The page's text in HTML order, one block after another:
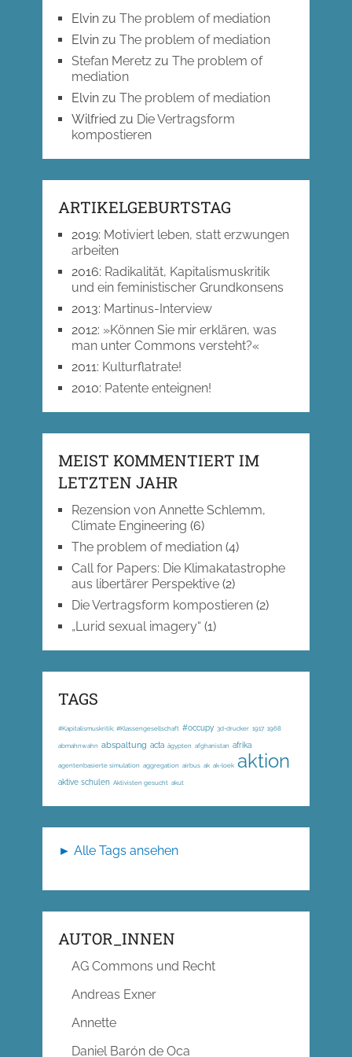
Elvinzu The problem of mediation
Elvinzu The problem of mediation
Stefan Meretzzu The problem of
mediation
Elvinzu The problem of mediation
Wilfried zu Die Vertragsform
kompostieren
ARTIKELGEBURTSTAG
2019: Motiviert leben, statt erzwungen
arbeiten
2016: Radikalität, Kapitalismuskritik
und ein feministischer Grundkonsens
2013: Martinus-Interview
2012: »Können Sie mir erklären, was
man unter Commons versteht?«
2011: Kulturflatrate!
2010: Patente enteignen!
MEIST KOMMENTIERT IM
LETZTEN JAHR
Rezension von Annette Schlemm,
Climate Engineering (6)
The problem of mediation(4)
Call for Papers: Die Klimakatastrophe
aus libertärer Perspektive(2)
Die Vertragsform kompostieren(2)
„Lurid sexual imagery“ (1)
TAGS
#Kapitalismuskritik; #Klassengesellschaft #occupy 3d-drucker 1917 1968
abmahnwahn abspaltung acta ägypten afghanistan afrika
agentenbasierte simulation aggregation airbus ak ak-loek aktion
aktive schulen Aktivisten gesucht akut
► Alle Tags ansehen
AUTOR_INNEN
AG Commons und Recht
Andreas Exner
Annette
Daniel Barón de Oca